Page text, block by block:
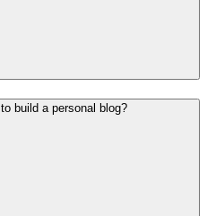
build a personal blog?